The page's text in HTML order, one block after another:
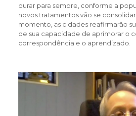
durar para sempre, conforme a
novos tratamentos vão se
momento, as cidades reafirmarão
de sua capacidade de aprimorar o
correspondência e o aprendizado.